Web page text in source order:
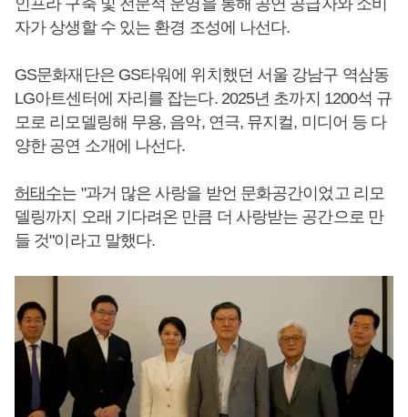
자가 상생할 수 있는 환경 조성에 나선다.
GS문화재단은 GS타워에 위치했던 서울 강남구 역삼동
LG아트센터에 자리를 잡는다. 2025년 초까지 1200석 규
모로 리모델링해 무용, 음악, 연극, 뮤지컬, 미디어 등 다
양한 공연 소개에 나선다.
허태수는 "과거 많은 사랑을 받언 문화공간이었고 리모
델링까지 오래 기다려온 만큼 더 사랑받는 공간으로 만
들 것"이라고 말했다.